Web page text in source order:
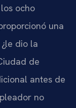
ocho
una
dio la
de
antes de
no